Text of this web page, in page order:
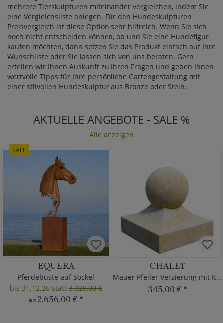
mehrere Tierskulpturen miteinander vergleichen, indem Sie
eine Vergleichsliste anlegen. Für den Hundeskulpturen
Preisvergleich ist diese Option sehr hilfreich. Wenn Sie sich
noch nicht entscheiden können, ob und Sie eine Hundefigur
kaufen möchten, dann setzen Sie das Produkt einfach auf Ihre
Wunschliste oder Sie lassen sich von uns beraten. Gern
erteilen wir Ihnen Auskunft zu Ihren Fragen und geben Ihnen
wertvolle Tipps für Ihre persönliche Gartengestaltung mit
einer stilvollen Hundeskulptur aus Bronze oder Stein.
AKTUELLE ANGEBOTE - SALE %
Alle anzeigen
SALE
EQUERA
Pferdebüste auf Sockel
bis 31.12.26 statt3.320,00 €
ab2.656,00 € *
CHALET
Mauer Pfeiler Verzierung mit Kugel
345,00 € *